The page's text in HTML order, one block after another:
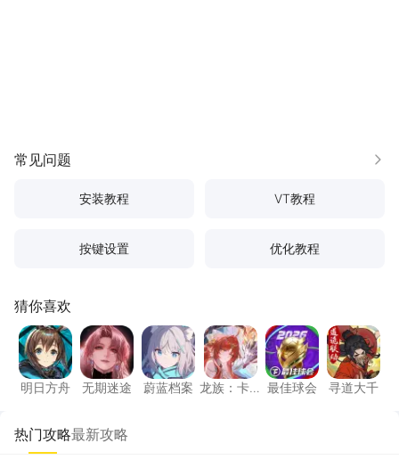
常见问题 更多
安装教程 VT教程
按键设置 优化教程
猜你喜欢
明日方舟
明日方舟
无期迷途
无期迷途
蔚蓝档案
蔚蓝档案
龙族：卡塞尔之门
龙族：卡
最佳球会
最佳球会
寻道大
寻道大千
热门攻略最新攻略